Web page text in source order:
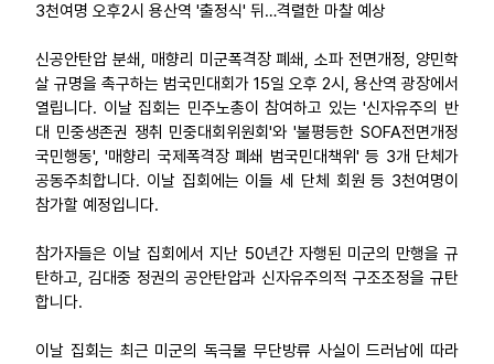
3천여명 오후2시 용산역 '출정식' 뒤…격렬한 마찰 예상
신공안탄압 분쇄, 매향리 미군폭격장 폐쇄, 소파 전면개정, 양민학
살 규명을 촉구하는 범국민대회가 15일 오후 2시, 용산역 광장에서
열립니다. 이날 집회는 민주노총이 참여하고 있는 '신자유주의 반
대 민중생존권 쟁취 민중대회위원회'와 '불평등한 SOFA전면개정
국민행동', '매향리 국제폭격장 폐쇄 범국민대책위' 등 3개 단체가
공동주최합니다. 이날 집회에는 이들 세 단체 회원 등 3천여명이
참가할 예정입니다.
참가자들은 이날 집회에서 지난 50년간 자행된 미군의 만행을 규
탄하고, 김대중 정권의 공안탄압과 신자유주의적 구조조정을 규탄
합니다.
이날 집회는 최근 미군의 독극물 무단방류 사실이 드러남에 따라
부설기관
업무